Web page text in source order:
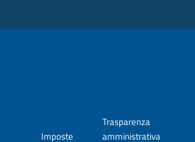
Imposte
Trasparenza
amministrativa